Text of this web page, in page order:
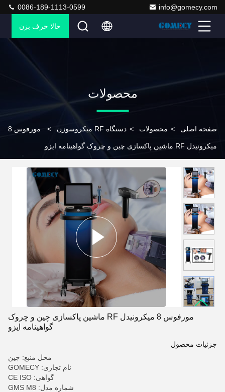
info@gomecy.com
0086-189-1113-0599
حالا حرف بزن
محصولات
صفحه اصلی > محصولات > دستگاه RF میکروسوزن > مورفوس 8
میکرونیدل RF ماشین پاکسازی چین و چروک گواهینامه ایزو
مورفوس 8 میکرونیدل RF ماشین پاکسازی چین و چروک
گواهینامه ایزو
جزئیات محصول
محل منبع: چین
نام تجاری: GOMECY
گواهی: CE ISO
شماره مدل: GMS M8